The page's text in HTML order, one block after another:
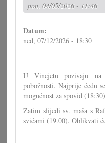
pon, 04/05/2026 - 11:46
Datum:
ned, 07/12/2026 - 18:30
U Vincjetu pozivaju na
pobožnosti. Najprije ćedu
mogućnost za spovid
Zatim slijedi sv. maša s
svićami (19.00). Oblikvati